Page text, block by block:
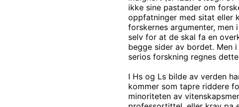
ikke sine pastander om
oppfatninger med sitat eller
forskernes argumenter, men
selv for at de skal fa en
begge sider av bordet. Men i
serios forskning regnes
I Hs og Ls bilde av verden
kommer som tapre riddere
minoriteten av